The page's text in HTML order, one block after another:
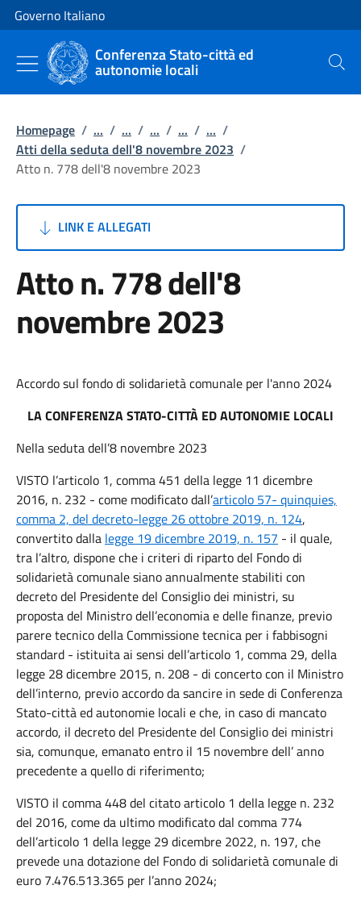
Vai al contenuto
Vai alla navigazione del sito
Governo Italiano
Conferenza Stato-città ed
autonomie locali Cerca
Homepage / ... / ... / ... / ... / ... /
Atti della seduta dell'8 novembre 2023 /
Atto n. 778 dell'8 novembre 2023
LINK E ALLEGATI
Atto n. 778 dell'8
novembre 2023
Accordo sul fondo di solidarietà comunale per l'anno 2024
LA CONFERENZA STATO-CITTÀ ED AUTONOMIE LOCALI
Nella seduta dell’8 novembre 2023
VISTO l’articolo 1, comma 451 della legge 11 dicembre
2016, n. 232 - come modificato dall’articolo 57- quinquies,
comma 2, del decreto-legge 26 ottobre 2019, n. 124,
convertito dalla legge 19 dicembre 2019, n. 157 - il quale,
tra l’altro, dispone che i criteri di riparto del Fondo di
solidarietà comunale siano annualmente stabiliti con
decreto del Presidente del Consiglio dei ministri, su
proposta del Ministro dell’economia e delle finanze, previo
parere tecnico della Commissione tecnica per i fabbisogni
standard - istituita ai sensi dell’articolo 1, comma 29, della
legge 28 dicembre 2015, n. 208 - di concerto con il Ministro
dell’interno, previo accordo da sancire in sede di Conferenza
Stato-città ed autonomie locali e che, in caso di mancato
accordo, il decreto del Presidente del Consiglio dei ministri
sia, comunque, emanato entro il 15 novembre dell’ anno
precedente a quello di riferimento;
VISTO il comma 448 del citato articolo 1 della legge n. 232
del 2016, come da ultimo modificato dal comma 774
dell’articolo 1 della legge 29 dicembre 2022, n. 197, che
prevede una dotazione del Fondo di solidarietà comunale di
euro 7.476.513.365 per l’anno 2024;